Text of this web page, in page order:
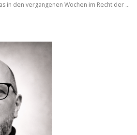
in den vergangenen Wochen im Recht der …